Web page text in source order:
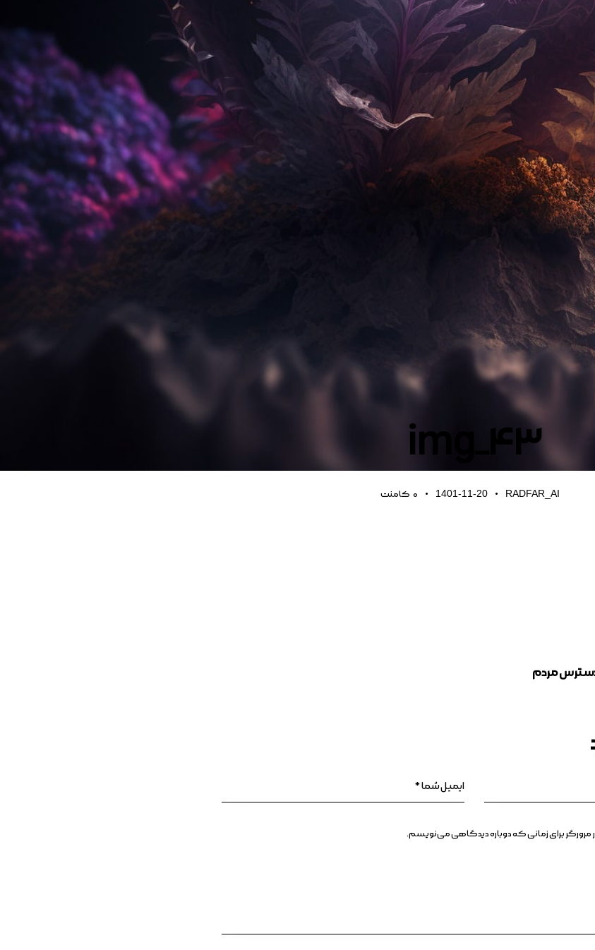
img_43
RADFAR_AI
1401-11-20
0 کامنت
مردم
مرورگر برای زمانی که دوباره دیدگاهی می‌نویسم.